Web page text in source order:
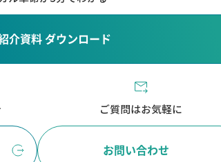
介資料 ダウンロード
ご質問はお気軽に
お問い合わせ